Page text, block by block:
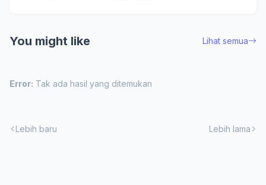
You might like Lihat semua
Error: Tak ada hasil yang ditemukan
Lebih baru Lebih lama